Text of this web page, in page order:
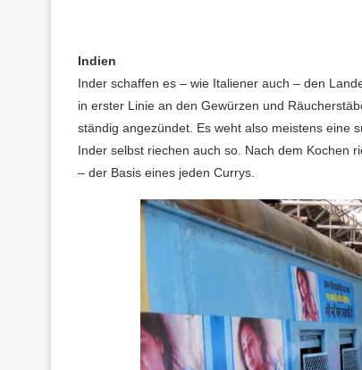
Indien
Inder schaffen es – wie Italiener auch – den
in erster Linie an den Gewürzen und
ständig angezündet. Es weht also meistens eine
Inder selbst riechen auch so. Nach dem Kochen
– der Basis eines jeden Currys.